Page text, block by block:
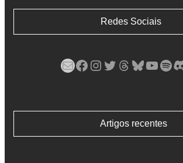
Redes Sociais
Mail Facebook Instagram Twitter Threads Bluesky YouTube Spotify Discord
Artigos recentes